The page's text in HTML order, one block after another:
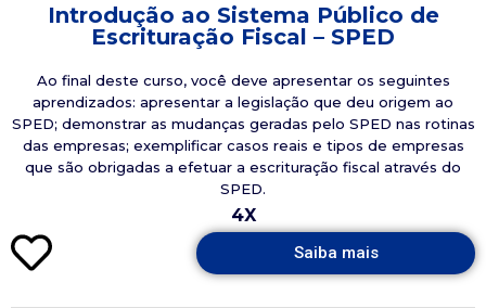
Introdução ao Sistema Público de
Escrituração Fiscal – SPED
Ao final deste curso, você deve apresentar os seguintes
aprendizados: apresentar a legislação que deu origem ao
SPED; demonstrar as mudanças geradas pelo SPED nas rotinas
das empresas; exemplificar casos reais e tipos de empresas
que são obrigadas a efetuar a escrituração fiscal através do
SPED.
4X
Saiba mais